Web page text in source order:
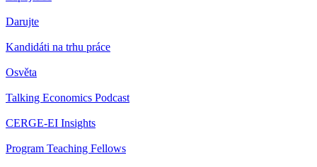
Darujte
Kandidáti na trhu práce
Osvěta
Talking Economics Podcast
CERGE-EI Insights
Program Teaching Fellows